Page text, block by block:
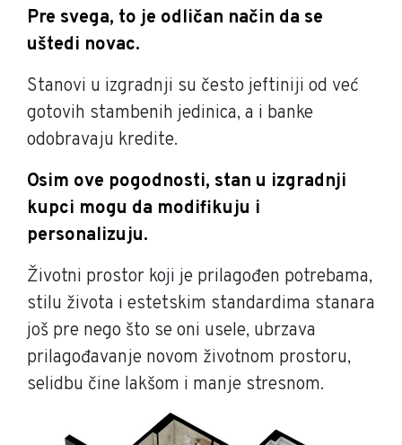
Pre svega, to je odličan način da se
uštedi novac.
Stanovi u izgradnji su često jeftiniji od već
gotovih stambenih jedinica, a i banke
odobravaju kredite.
Osim ove pogodnosti, stan u izgradnji
kupci mogu da modifikuju i
personalizuju.
Životni prostor koji je prilagođen potrebama,
stilu života i estetskim standardima stanara
još pre nego što se oni usele, ubrzava
prilagođavanje novom životnom prostoru,
selidbu čine lakšom i manje stresnom.